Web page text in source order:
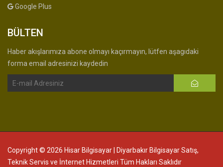
Google Plus
BÜLTEN
Haber akışlarımıza abone olmayı kaçırmayın, lütfen aşagıdaki
forma email adresinizi kaydedin
Copyright © 2026 Hisar Bilgisayar | Diyarbakır Bilgisayar Satış,
Teknik Servis ve İnternet Hizmetleri Tüm Hakları Saklıdır